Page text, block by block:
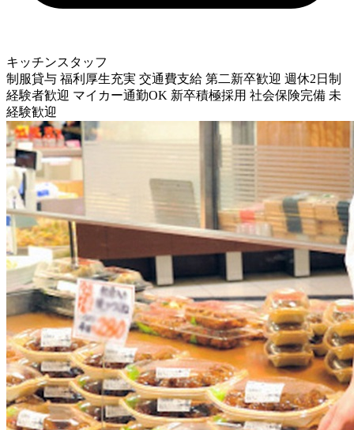
キッチンスタッフ
制服貸与 福利厚生充実 交通費支給 第二新卒歓迎 週休2日制
経験者歓迎 マイカー通勤OK 新卒積極採用 社会保険完備 未
経験歓迎